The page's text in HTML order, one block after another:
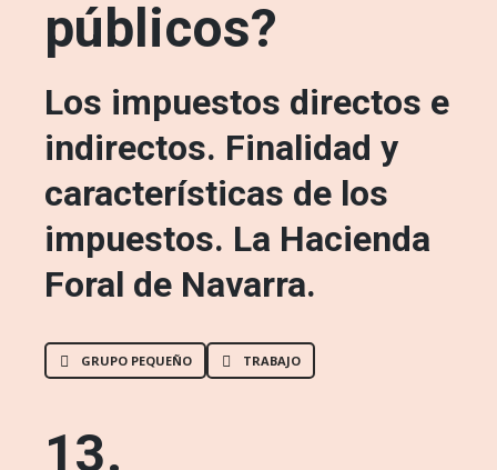
públicos?
Los impuestos directos e
indirectos. Finalidad y
características de los
impuestos. La Hacienda
Foral de Navarra.
GRUPO PEQUEÑO TRABAJO
13.